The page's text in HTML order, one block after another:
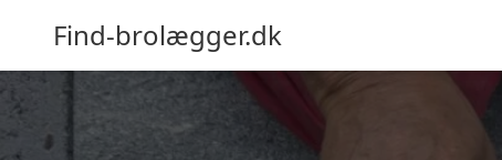
Find-brolægger.dk